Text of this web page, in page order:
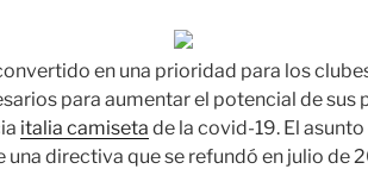
en una prioridad para los
para aumentar el potencial de sus
italia camiseta de la covid-19. El
directiva que se refundó en julio de